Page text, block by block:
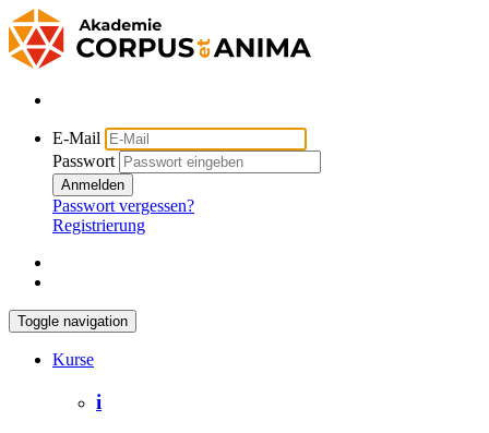
E-Mail
Passwort
Anmelden
Passwort vergessen?
Registrierung
Toggle navigation
Kurse
i